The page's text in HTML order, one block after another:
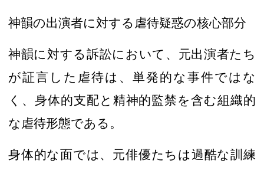
神韻の出演者に対する虐待疑惑の核心部分
神韻に対する訴訟において、 元出演者たち
が証言した虐待は、単発的な事件ではな
く、身体的支配と精神的監禁を含む組織的
な虐待形態である 。
身体的な面では、元俳優たちは過酷な訓練